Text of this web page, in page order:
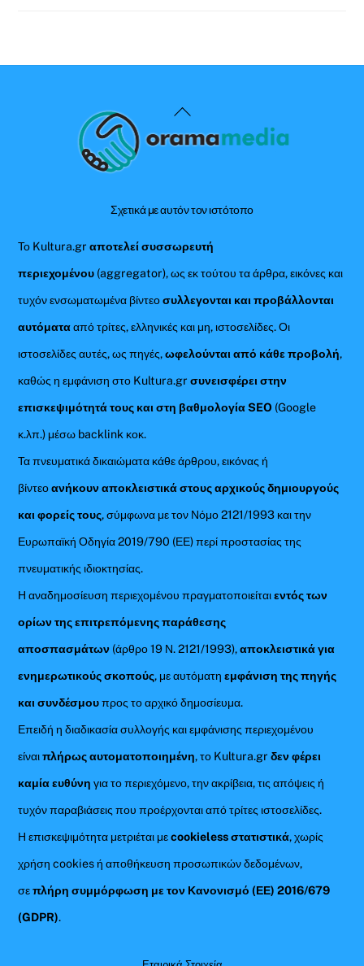
Back
To
Σχετικά με αυτόν τον ιστότοπο
Το Kultura.grαποτελεί συσσωρευτή
περιεχομένου (aggregator), ως εκ τούτου τα άρθρα, εικόνες και
τυχόν ενσωματωμένα βίντεοσυλλεγονται και προβάλλονται
αυτόματααπό τρίτες, ελληνικές και μη, ιστοσελίδες. Οι
ιστοσελίδες αυτές, ως πηγές,ωφελούνται από κάθε προβολή,
καθώς η εμφάνιση στο Kultura.gr συνεισφέρει στην
επισκεψιμότητά τους και στη βαθμολογία SEO (Google
κ.λπ.) μέσω backlink κοκ.
Τα πνευματικά δικαιώματα κάθε άρθρου, εικόνας ή
βίντεοανήκουν αποκλειστικά στους αρχικούς δημιουργούς
και φορείς τους, σύμφωνα με τον Νόμο 2121/1993 και την
Ευρωπαϊκή Οδηγία 2019/790 (ΕΕ) περί προστασίας της
πνευματικής ιδιοκτησίας.
Η αναδημοσίευση περιεχομένου πραγματοποιείταιεντός των
ορίων της επιτρεπόμενης παράθεσης
αποσπασμάτων (άρθρο 19 Ν. 2121/1993),αποκλειστικά για
ενημερωτικούς σκοπούς, με αυτόματηεμφάνιση της πηγής
και συνδέσμουπρος το αρχικό δημοσίευμα.
Επειδή η διαδικασία συλλογής και εμφάνισης περιεχομένου
είναιπλήρως αυτοματοποιημένη, το Kultura.grδεν φέρει
καμία ευθύνη για το περιεχόμενο, την ακρίβεια, τις απόψεις ή
τυχόν παραβιάσεις που προέρχονται από τρίτες ιστοσελίδες.
Η επισκεψιμότητα μετριέται μεcookieless στατιστικά, χωρίς
χρήση cookies ή αποθήκευση προσωπικών δεδομένων,
σεπλήρη συμμόρφωση με τον Κανονισμό (ΕΕ) 2016/679
(GDPR).